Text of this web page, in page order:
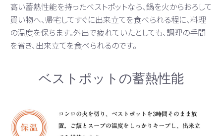
高い蓄熱性能を持ったベストポットなら、鍋を火からおろして
買い物へ、帰宅してすぐに出来立てを食べられる程に、料理
の温度を保ちます。外出で疲れていたとしても、調理の手間
を省き、出来立てを食べられるのです。
ベストポットの蓄熱性能